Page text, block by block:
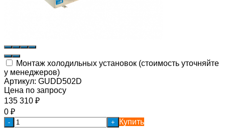
Монтаж холодильных установок (стоимость уточняйте
у менеджеров)
Артикул: GUDD502D
Цена по запросу
135 310 ₽
0 ₽
- + Купить